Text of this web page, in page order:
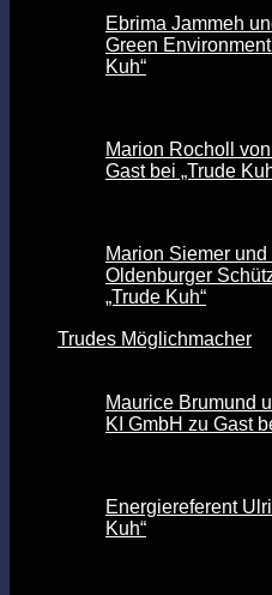
Ebrima Jammeh
Green
Kuh“
Marion Rocholl
Gast bei „Trude
Marion Siemer
Oldenburger
„Trude Kuh“
Trudes Möglichmacher
Maurice Brumund
KI GmbH zu Gast
Energiereferent
Kuh“